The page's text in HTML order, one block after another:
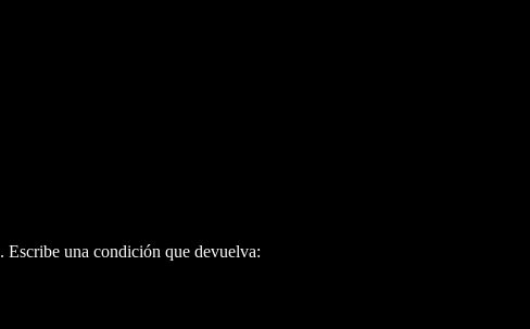
. Escribe una condición que devuelva: